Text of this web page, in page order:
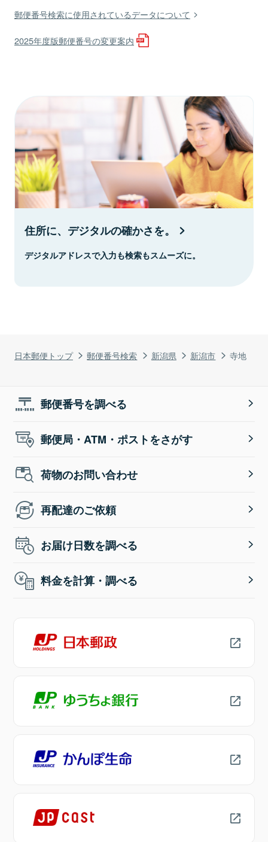
日本郵便トップ 郵便番号検索 新潟県 新潟市 寺地
郵便番号検索に使用されているデータについて
2025年度版郵便番号の変更案内
住所に、デジタルの確かさを。
デジタルアドレスで入力も検索もスムーズに。
郵便番号を調べる
郵便局・ATM・ポストをさがす
荷物のお問い合わせ
再配達のご依頼
お届け日数を調べる
料金を計算・調べる